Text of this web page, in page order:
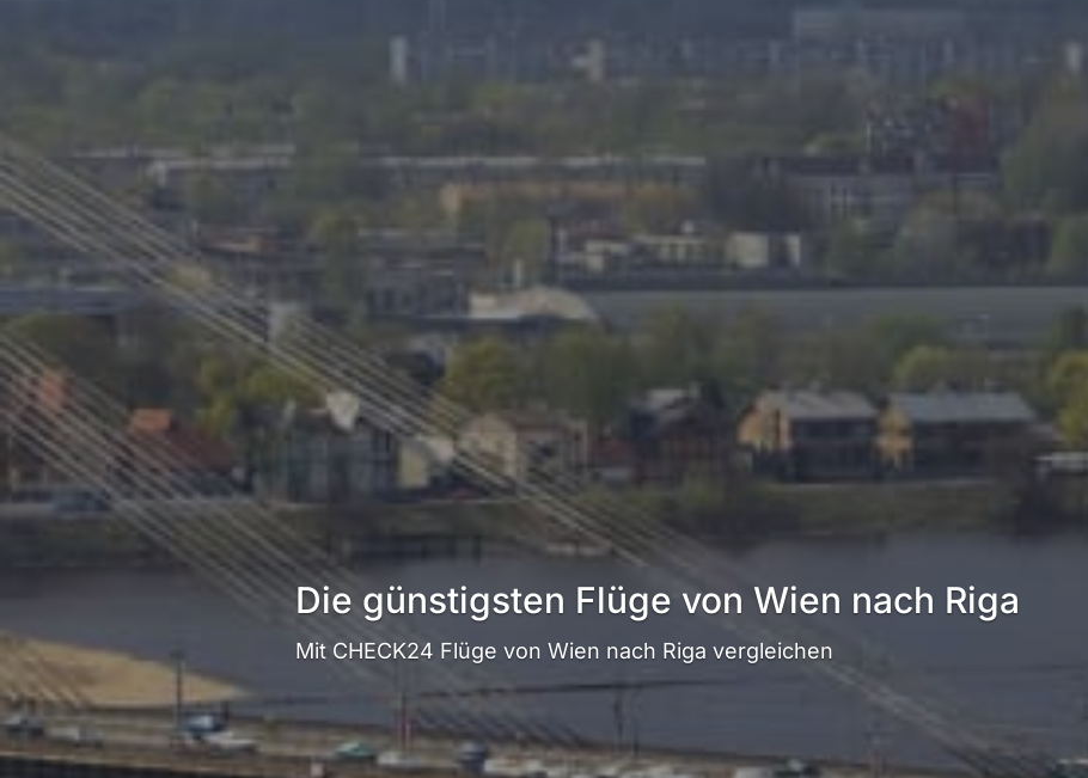
Die günstigsten Flüge von Wien nach Riga
Mit CHECK24 Flüge von Wien nach Riga vergleichen